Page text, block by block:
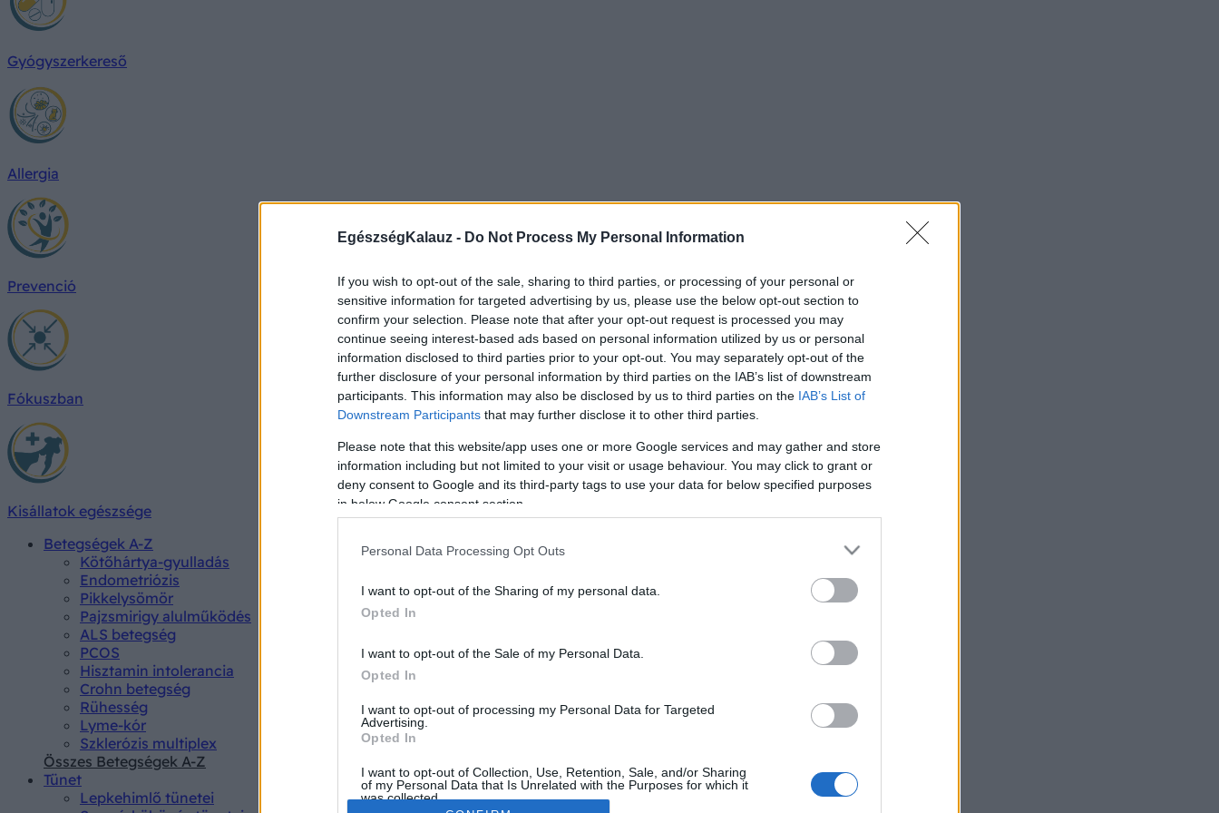
EgészségKalauz - Do Not Process My Personal Information
If you wish to opt-out of the sale, sharing to third parties, or processing of your personal or
sensitive information for targeted advertising by us, please use the below opt-out section to
confirm your selection. Please note that after your opt-out request is processed you may
continue seeing interest-based ads based on personal information utilized by us or personal
information disclosed to third parties prior to your opt-out. You may separately opt-out of the
further disclosure of your personal information by third parties on the IAB’s list of downstream
participants. This information may also be disclosed by us to third parties on the IAB’s List of
Downstream Participants that may further disclose it to other third parties.
Please note that this website/app uses one or more Google services and may gather and store
information including but not limited to your visit or usage behaviour. You may click to grant or
deny consent to Google and its third-party tags to use your data for below specified purposes
in below Google consent section.
Personal Data Processing Opt Outs
I want to opt-out of the Sharing of my personal data.
Opted In
I want to opt-out of the Sale of my Personal Data.
Opted In
I want to opt-out of processing my Personal Data for Targeted
Advertising.
Opted In
I want to opt-out of Collection, Use, Retention, Sale, and/or Sharing
of my Personal Data that Is Unrelated with the Purposes for which it
was collected.
Gyógyszerkereső
Allergia
Prevenció
Fókuszban
Kisállatok egészsége
Betegségek A-Z
Kötőhártya-gyulladás
Endometriózis
Pikkelysömör
Pajzsmirigy alulműködés
ALS betegség
PCOS
Hisztamin intolerancia
Crohn betegség
Rühesség
Lyme-kór
Szklerózis multiplex
Összes Betegségek A-Z
Tünet
Lepkehimlő tünetei